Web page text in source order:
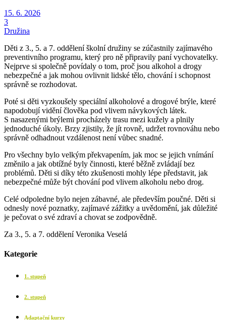
15. 6. 2026
3
Družina
Děti z 3., 5. a 7. oddělení školní družiny se zúčastnily zajímavého
preventivního programu, který pro ně připravily paní vychovatelky.
Nejprve si společně povídaly o tom, proč jsou alkohol a drogy
nebezpečné a jak mohou ovlivnit lidské tělo, chování i schopnost
správně se rozhodovat.
Poté si děti vyzkoušely speciální alkoholové a drogové brýle, které
napodobují vidění člověka pod vlivem návykových látek.
S nasazenými brýlemi procházely trasu mezi kužely a plnily
jednoduché úkoly. Brzy zjistily, že jít rovně, udržet rovnováhu nebo
správně odhadnout vzdálenost není vůbec snadné.
Pro všechny bylo velkým překvapením, jak moc se jejich vnímání
změnilo a jak obtížné byly činnosti, které běžně zvládají bez
problémů. Děti si díky této zkušenosti mohly lépe představit, jak
nebezpečné může být chování pod vlivem alkoholu nebo drog.
Celé odpoledne bylo nejen zábavné, ale především poučné. Děti si
odnesly nové poznatky, zajímavé zážitky a uvědomění, jak důležité
je pečovat o své zdraví a chovat se zodpovědně.
Za 3., 5. a 7. oddělení Veronika Veselá
Kategorie
1. stupeň
2. stupeň
Adaptační kurzy